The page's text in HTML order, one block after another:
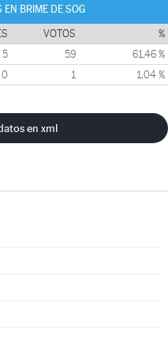
BRIME DE SOG
VOTOS %
5 59 61,46 %
0 1 1,04 %
en xml